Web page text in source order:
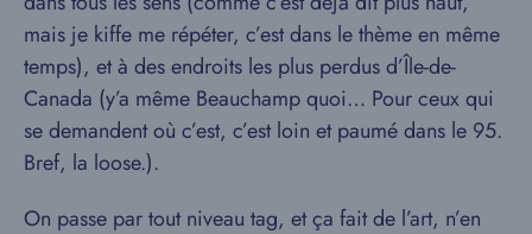
mais je kiffe me répéter, c’est dans le thème en même
temps), et à des endroits les plus perdus d’Île-de-
Canada (y’a même Beauchamp quoi… Pour ceux qui
se demandent où c’est, c’est loin et paumé dans le 95.
Bref, la loose.).
On passe par tout niveau tag, et ça fait de l’art, n’en